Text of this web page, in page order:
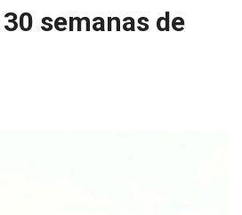
semanas de